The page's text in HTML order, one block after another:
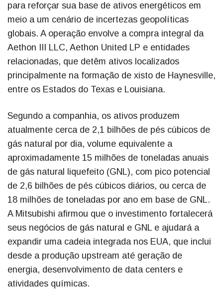
para reforçar sua base de ativos energéticos em
meio a um cenário de incertezas geopolíticas
globais. A operação envolve a compra integral da
Aethon III LLC, Aethon United LP e entidades
relacionadas, que detêm ativos localizados
principalmente na formação de xisto de Haynesville,
entre os Estados do Texas e Louisiana.
Segundo a companhia, os ativos produzem
atualmente cerca de 2,1 bilhões de pés cúbicos de
gás natural por dia, volume equivalente a
aproximadamente 15 milhões de toneladas anuais
de gás natural liquefeito (GNL), com pico potencial
de 2,6 bilhões de pés cúbicos diários, ou cerca de
18 milhões de toneladas por ano em base de GNL.
A Mitsubishi afirmou que o investimento fortalecerá
seus negócios de gás natural e GNL e ajudará a
expandir uma cadeia integrada nos EUA, que inclui
desde a produção upstream até geração de
energia, desenvolvimento de data centers e
atividades químicas.